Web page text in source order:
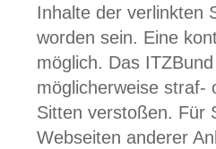
Inhalte der verlinkten
worden sein. Eine
möglich. Das
möglicherweise straf-
Sitten verstoßen. Für
Webseiten anderer